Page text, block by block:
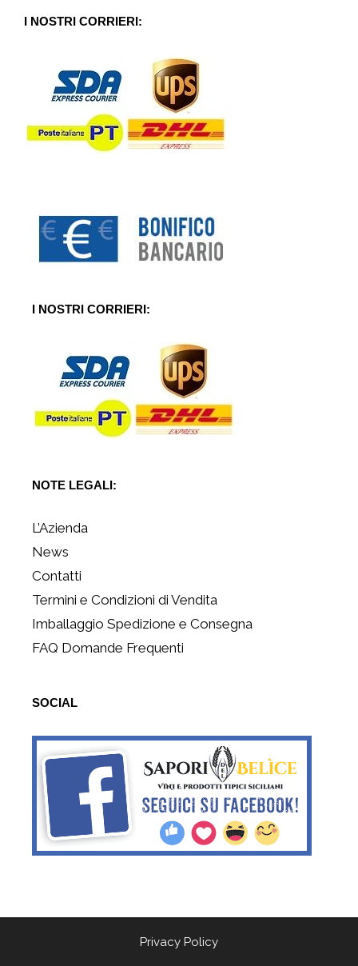
5I NOSTRI CORRIERI:
I NOSTRI CORRIERI:
NOTE LEGALI:
L’Azienda
News
Contatti
Termini e Condizioni di Vendita
Imballaggio Spedizione e Consegna
FAQ Domande Frequenti
SOCIAL
Privacy Policy